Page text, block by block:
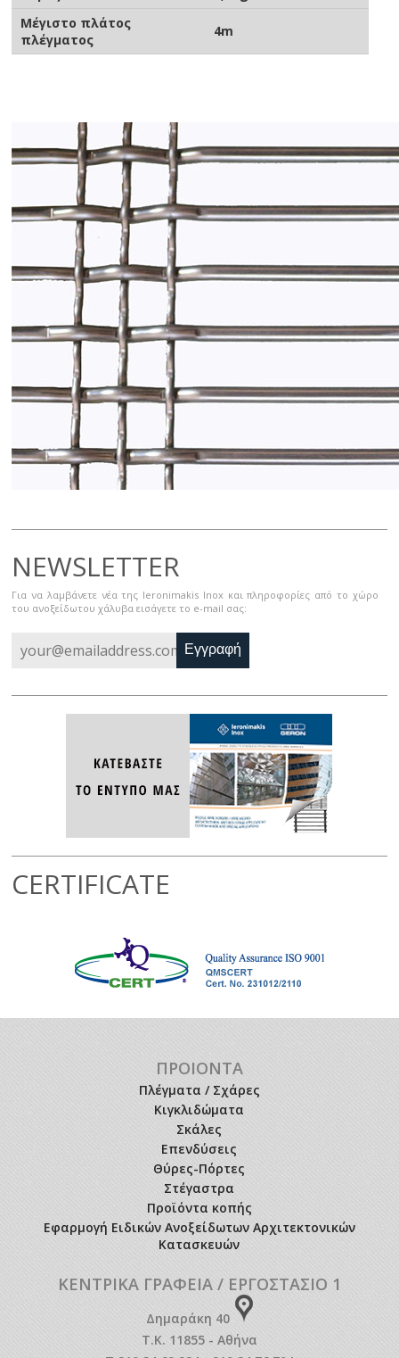
Μέγιστο πλάτος
πλέγματος
4m
NEWSLETTER
Για να λαμβάνετε νέα της Ieronimakis Inox και πληροφορίες από το χώρο
του ανοξείδωτου χάλυβα εισάγετε το e-mail σας:
Εγγραφή
CERTIFICATE
ΠΡΟΙΟΝΤΑ
Πλέγματα / Σχάρες
Κιγκλιδώματα
Σκάλες
Επενδύσεις
Θύρες-Πόρτες
Στέγαστρα
Προϊόντα κοπής
Εφαρμογή Ειδικών Ανοξείδωτων Αρχιτεκτονικών
Κατασκευών
ΚΕΝΤΡΙΚΑ ΓΡΑΦΕΙΑ / ΕΡΓΟΣΤΑΣΙΟ 1
Δημαράκη 40
Τ.Κ. 11855 - Αθήνα